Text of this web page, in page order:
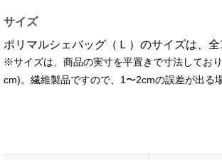
サイズ
ポリマルシェバッグ（Ｌ）のサイズは、全
※サイズは、商品の実寸を平置きで寸法してお
cm)。繊維製品ですので、1〜2cmの誤差が出る